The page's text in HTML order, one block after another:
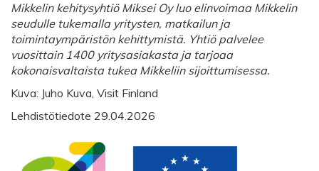
Mikkelin kehitysyhtiö Miksei Oy luo elinvoimaa Mikkelin
seudulle tukemalla yritysten, matkailun ja
toimintaympäristön kehittymistä. Yhtiö palvelee
vuosittain 1400 yritysasiakasta ja tarjoaa
kokonaisvaltaista tukea Mikkeliin sijoittumisessa.
Kuva: Juho Kuva, Visit Finland
Lehdistötiedote 29.04.2026